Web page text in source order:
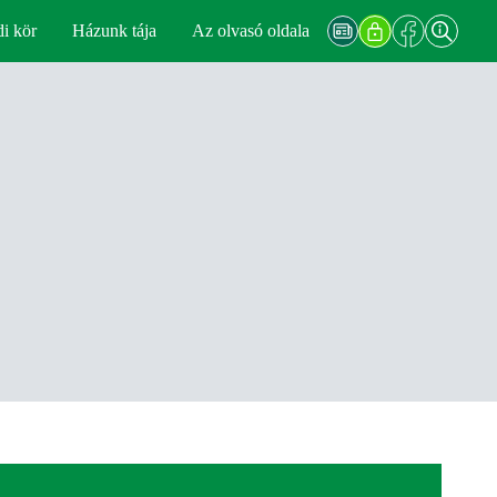
kör Házunk tája Az olvasó oldala